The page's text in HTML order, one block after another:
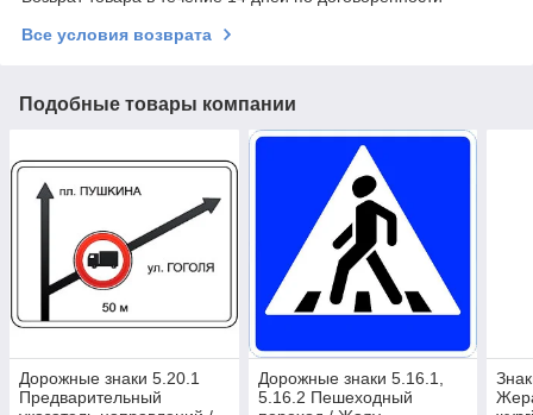
Все условия возврата
Подобные товары компании
Дорожные знаки 5.20.1
Предварительный
Дорожные знаки 5.16.1,
5.16.2 Пешеходный